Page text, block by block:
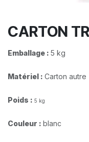
CARTON
Emballage : 5 kg
Matériel : Carton autre
Poids : 5 kg
Couleur : blanc